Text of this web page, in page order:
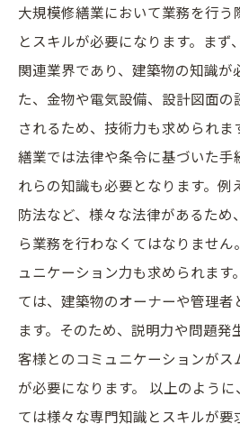
大規模修繕業において業務を行
とスキルが必要になります。まず
関連業界であり、建築物の知識が
た、金物や電気設備、設計図面の
されるため、技術力も求められま
繕業では法律や条令に基づいた手
れらの知識も必要となります。例
防法など、様々な法律があるため
ら業務を行わなくてはなりません
ュニケーション力も求められます
ては、建築物のオーナーや管理者
ます。そのため、説明力や問題発
客様とのコミュニケーションがス
が必要になります。 以上のよう
ては様々な専門知識とスキルが要